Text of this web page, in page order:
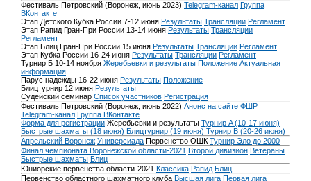
Фестиваль Петровский (Воронеж, июнь 2023) Telegram-канал Группа
ВКонтакте
Этап Детского Кубка России 7-12 июня Результаты Трансляции Регламент
Этап Рапид Гран-При России 13-14 июня Результаты Трансляции
Регламент
Этап Блиц Гран-При России 15 июня Результаты Трансляции Регламент
Этап Кубка России 16-24 июня Результаты Трансляции Регламент
Турнир Б 10-14 ноября Жеребьевки и результаты Положение Актуальная
информация
Парус надежды 16-22 июня Результаты Положение
Блицтурнир 12 июня Результаты
Судейский семинар Список участников Регистрация
Фестиваль Петровский (Воронеж, июнь 2022) Анонс на сайте ФШР
Telegram-канал Группа ВКонтакте
Форма для регистрации Жеребьевки и результаты Турнир A (10-17 июня)
Быстрые шахматы (18 июня) Блицтурнир (19 июня) Турнир B (20-26 июня)
Апрельский Воронеж Универсиада Первенство ОШК Турнир Эло до 2000
Финал чемпионата Воронежской области-2021 Второй дивизион Ветераны
Быстрые шахматы Блиц
Юниорские первенства области-2021 Классика Рапид Блиц
Первенство областного шахматного клуба Высшая лига Первая лига